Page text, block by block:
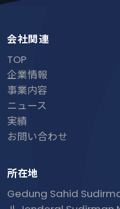
会社関連
TOP
企業情報
事業内容
ニュース
実績
お問い合わせ
所在地
Gedung Sahid